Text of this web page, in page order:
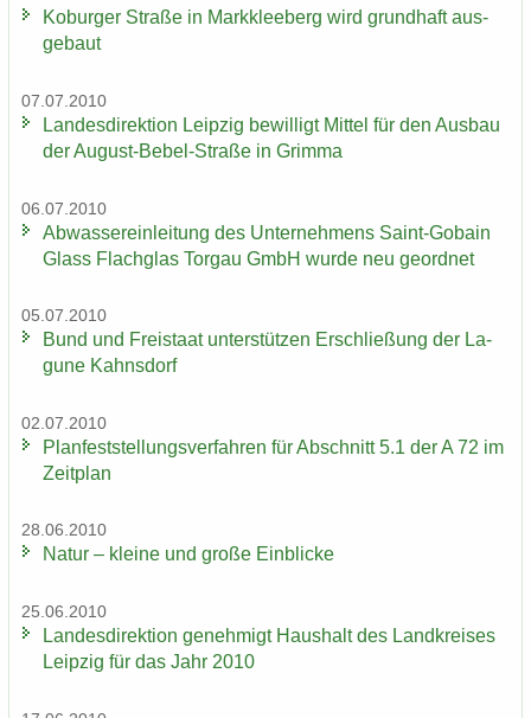
Ko­bur­ger Stra­ße in Mark­klee­berg wird grund­haft aus­
ge­baut
07.07.2010
Lan­des­di­rek­ti­on Leip­zig be­wil­ligt Mit­tel für den Aus­bau
der August-​Bebel-Straße in Grim­ma
06.07.2010
Ab­was­ser­ein­lei­tung des Un­ter­neh­mens Saint-​Gobain
Glass Flach­glas Tor­gau GmbH wurde neu ge­ord­net
05.07.2010
Bund und Frei­staat un­ter­stüt­zen Er­schlie­ßung der La­
gu­ne Kahns­dorf
02.07.2010
Plan­fest­stel­lungs­ver­fah­ren für Ab­schnitt 5.1 der A 72 im
Zeit­plan
28.06.2010
Natur – klei­ne und große Ein­bli­cke
25.06.2010
Lan­des­di­rek­ti­on ge­neh­migt Haus­halt des Land­krei­ses
Leip­zig für das Jahr 2010